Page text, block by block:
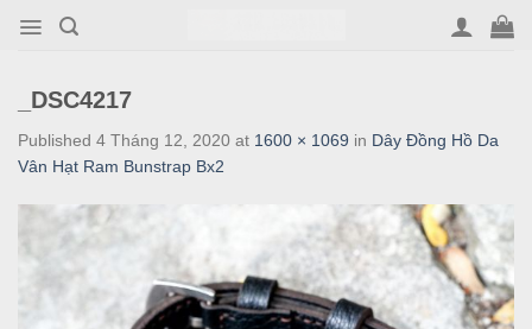
_DSC4217
Published 4 Tháng 12, 2020 at 1600 × 1069 in Dây Đồng Hồ Da
Vân Hạt Ram Bunstrap Bx2